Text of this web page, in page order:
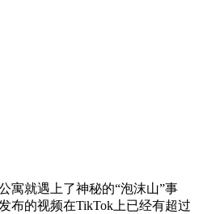
寓就遇上了神秘的“泡沫山”事
布的视频在TikTok上已经有超过